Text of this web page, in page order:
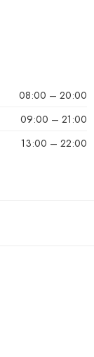
08:00 – 20:00
09:00 – 21:00
13:00 – 22:00